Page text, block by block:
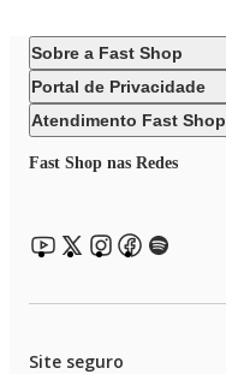
Sobre a Fast Shop
Portal de Privacidade
Atendimento Fast Shop
Fast Shop nas Redes
Site seguro